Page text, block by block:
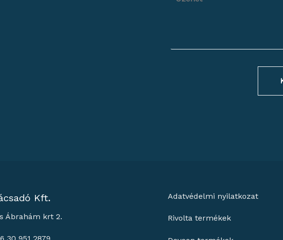
Kft.
Ábrahám krt 2.
Adatvédelmi nyilatkozat
Rivolta termékek